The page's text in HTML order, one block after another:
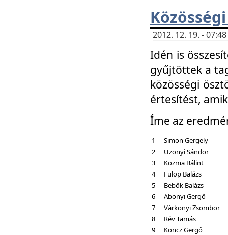
2012. 12. 19. -
Idén is
gyűjtöttek a
közösségi
értesítést,
Íme az
1
Simon Gergely
2
Uzonyi Sándor
3
Kozma Bálint
4
Fülöp Balázs
5
Bebők Balázs
6
Abonyi Gergő
7
Várkonyi Zsombor
8
Rév Tamás
9
Koncz Gergő